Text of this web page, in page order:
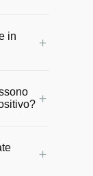
in
＋
del
＋
＋